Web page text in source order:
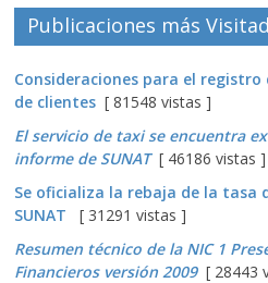
Publicaciones más
Consideraciones para el
de clientes [ 81548 vistas ]
El servicio de taxi se encuentra
informe de SUNAT[ 46186 vistas ]
Se oficializa la rebaja de la
SUNAT
[ 31291 vistas ]
Resumen técnico de la NIC 1
Financieros versión 2009[ 28443